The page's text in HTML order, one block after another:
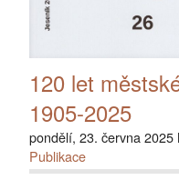
120 let
1905-2025
pondělí, 23. června 2025
Publikace